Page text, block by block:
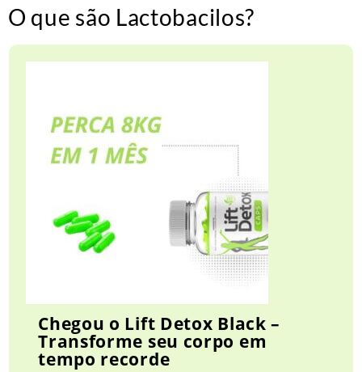
O que são Lactobacilos?
Chegou o Lift Detox Black –
Transforme seu corpo em
tempo recorde